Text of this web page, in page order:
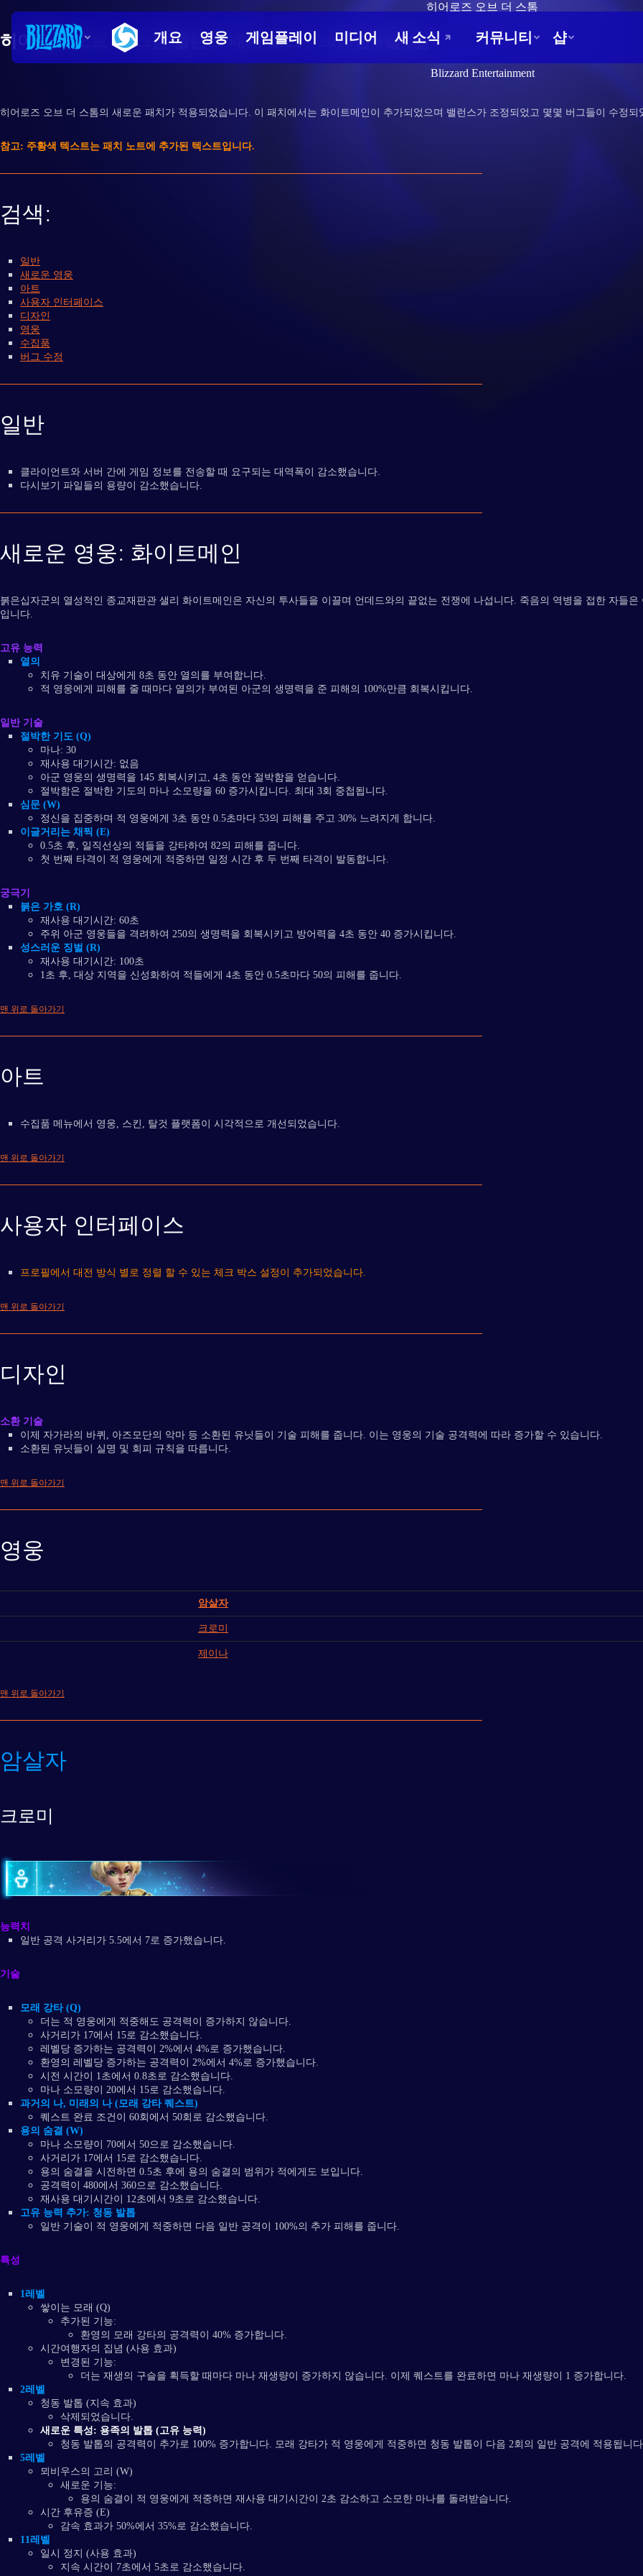
히어로즈 오브 더 스톰
히어로즈 오브 더 스톰 밸런스 패치 노트 – 2018년 8월 9일
Blizzard Entertainment
히어로즈 오브 더 스톰의 새로운 패치가 적용되었습니다. 이 패치에서는 화이트메인이 추가되었으며 밸런스가 조정되었고 몇몇 버그들이 수정되
참고: 주황색 텍스트는 패치 노트에 추가된 텍스트입니다.
검색:
일반
새로운 영웅
아트
사용자 인터페이스
디자인
영웅
수집품
버그 수정
일반
클라이언트와 서버 간에 게임 정보를 전송할 때 요구되는 대역폭이 감소했습니다.
다시보기 파일들의 용량이 감소했습니다.
새로운 영웅: 화이트메인
붉은십자군의 열성적인 종교재판관 샐리 화이트메인은 자신의 투사들을 이끌며 언데드와의 끝없는 전쟁에 나섭니다. 죽음의 역병을 접한 자들
입니다.
고유 능력
열의
치유 기술이 대상에게 8초 동안 열의를 부여합니다.
적 영웅에게 피해를 줄 때마다 열의가 부여된 아군의 생명력을 준 피해의 100%만큼 회복시킵니다.
일반 기술
절박한 기도 (Q)
마나: 30
재사용 대기시간: 없음
아군 영웅의 생명력을 145 회복시키고, 4초 동안 절박함을 얻습니다.
절박함은 절박한 기도의 마나 소모량을 60 증가시킵니다. 최대 3회 중첩됩니다.
심문 (W)
정신을 집중하며 적 영웅에게 3초 동안 0.5초마다 53의 피해를 주고 30% 느려지게 합니다.
이글거리는 채찍 (E)
0.5초 후, 일직선상의 적들을 강타하여 82의 피해를 줍니다.
첫 번째 타격이 적 영웅에게 적중하면 일정 시간 후 두 번째 타격이 발동합니다.
궁극기
붉은 가호 (R)
재사용 대기시간: 60초
주위 아군 영웅들을 격려하여 250의 생명력을 회복시키고 방어력을 4초 동안 40 증가시킵니다.
성스러운 징벌 (R)
재사용 대기시간: 100초
1초 후, 대상 지역을 신성화하여 적들에게 4초 동안 0.5초마다 50의 피해를 줍니다.
맨 위로 돌아가기
아트
수집품 메뉴에서 영웅, 스킨, 탈것 플랫폼이 시각적으로 개선되었습니다.
맨 위로 돌아가기
사용자 인터페이스
프로필에서 대전 방식 별로 정렬 할 수 있는 체크 박스 설정이 추가되었습니다.
맨 위로 돌아가기
디자인
소환 기술
이제 자가라의 바퀴, 아즈모단의 악마 등 소환된 유닛들이 기술 피해를 줍니다. 이는 영웅의 기술 공격력에 따라 증가할 수 있습니다.
소환된 유닛들이 실명 및 회피 규칙을 따릅니다.
맨 위로 돌아가기
영웅
암살자
크로미
제이나
맨 위로 돌아가기
암살자
크로미
능력치
일반 공격 사거리가 5.5에서 7로 증가했습니다.
기술
모래 강타 (Q)
더는 적 영웅에게 적중해도 공격력이 증가하지 않습니다.
사거리가 17에서 15로 감소했습니다.
레벨당 증가하는 공격력이 2%에서 4%로 증가했습니다.
환영의 레벨당 증가하는 공격력이 2%에서 4%로 증가했습니다.
시전 시간이 1초에서 0.8초로 감소했습니다.
마나 소모량이 20에서 15로 감소했습니다.
과거의 나, 미래의 나 (모래 강타 퀘스트)
퀘스트 완료 조건이 60회에서 50회로 감소했습니다.
용의 숨결 (W)
마나 소모량이 70에서 50으로 감소했습니다.
사거리가 17에서 15로 감소했습니다.
용의 숨결을 시전하면 0.5초 후에 용의 숨결의 범위가 적에게도 보입니다.
공격력이 480에서 360으로 감소했습니다.
재사용 대기시간이 12초에서 9초로 감소했습니다.
고유 능력 추가: 청동 발톱
일반 기술이 적 영웅에게 적중하면 다음 일반 공격이 100%의 추가 피해를 줍니다.
특성
1레벨
쌓이는 모래 (Q)
추가된 기능:
환영의 모래 강타의 공격력이 40% 증가합니다.
시간여행자의 집념 (사용 효과)
변경된 기능:
더는 재생의 구슬을 획득할 때마다 마나 재생량이 증가하지 않습니다. 이제 퀘스트를 완료하면 마나 재생량이 1 증가합니다.
2레벨
청동 발톱 (지속 효과)
삭제되었습니다.
새로운 특성: 용족의 발톱 (고유 능력)
청동 발톱의 공격력이 추가로 100% 증가합니다. 모래 강타가 적 영웅에게 적중하면 청동 발톱이 다음 2회의 일반 공격에 적용됩니
5레벨
뫼비우스의 고리 (W)
새로운 기능:
용의 숨결이 적 영웅에게 적중하면 재사용 대기시간이 2초 감소하고 소모한 마나를 돌려받습니다.
시간 후유증 (E)
감속 효과가 50%에서 35%로 감소했습니다.
11레벨
일시 정지 (사용 효과)
지속 시간이 7초에서 5초로 감소했습니다.